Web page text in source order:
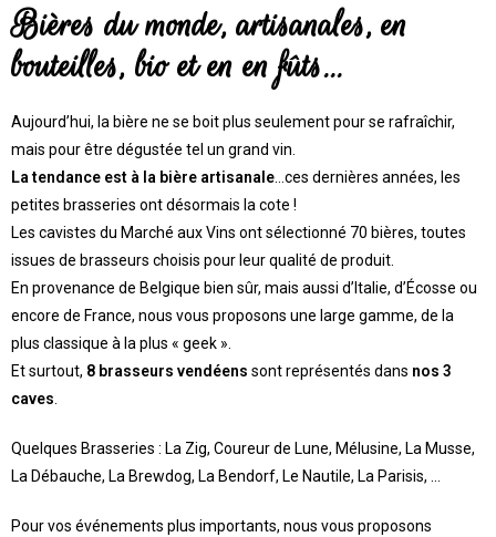
Bières du monde, artisanales, en
bouteilles, bio et en en fûts...
Aujourd’hui, la bière ne se boit plus seulement pour se rafraîchir,
mais pour être dégustée tel un grand vin.
La tendance est à la bière artisanale …ces dernières années, les
petites brasseries ont désormais la cote !
Les cavistes du Marché aux Vins ont sélectionné 70 bières, toutes
issues de brasseurs choisis pour leur qualité de produit.
En provenance de Belgique bien sûr, mais aussi d’Italie, d’Écosse ou
encore de France, nous vous proposons une large gamme, de la
plus classique à la plus « geek ».
Et surtout, 8 brasseurs vendéens sont représentés dans nos 3
caves
Quelques Brasseries : La Zig, Coureur de Lune, Mélusine, La Musse,
La Débauche, La Brewdog, La Bendorf, Le Nautile, La Parisis, …
Pour vos événements plus importants, nous vous proposons